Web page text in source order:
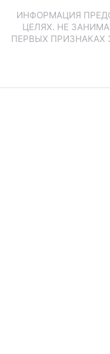
ИНФОРМАЦИЯ
ЦЕЛЯХ. НЕ
ПЕРВЫХ ПРИЗНАКАХ